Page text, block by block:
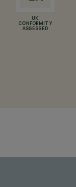
UK
CONFORMITY
ASSESSED